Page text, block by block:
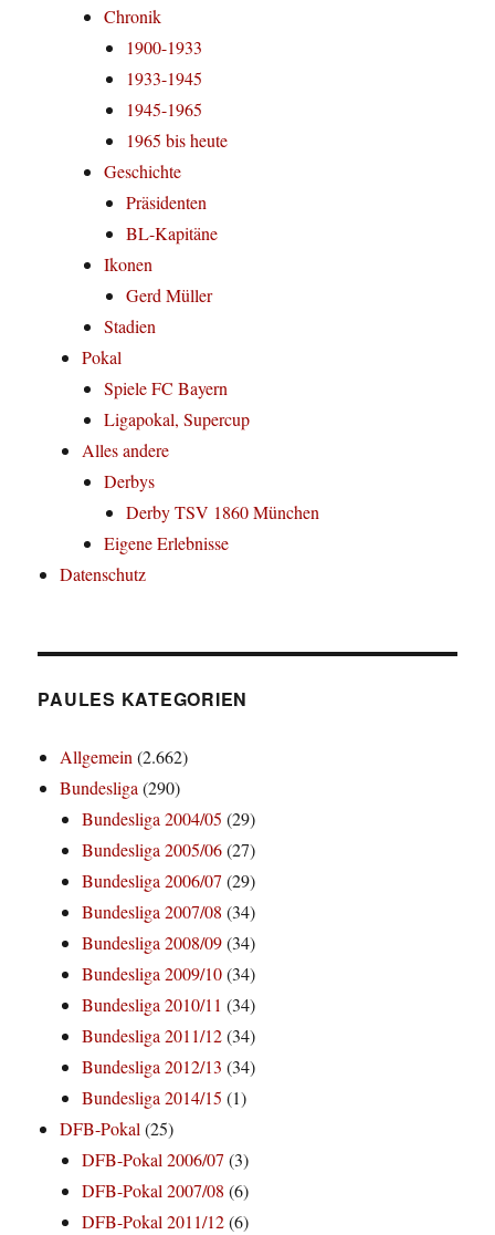
Chronik
1900-1933
1933-1945
1945-1965
1965 bis heute
Geschichte
Präsidenten
BL-Kapitäne
Ikonen
Gerd Müller
Stadien
Pokal
Spiele FC Bayern
Ligapokal, Supercup
Alles andere
Derbys
Derby TSV 1860 München
Eigene Erlebnisse
Datenschutz
PAULES KATEGORIEN
Allgemein(2.662)
Bundesliga(290)
Bundesliga 2004/05 (29)
Bundesliga 2005/06(27)
Bundesliga 2006/07 (29)
Bundesliga 2007/08 (34)
Bundesliga 2008/09(34)
Bundesliga 2009/10(34)
Bundesliga 2010/11 (34)
Bundesliga 2011/12(34)
Bundesliga 2012/13 (34)
Bundesliga 2014/15 (1)
DFB-Pokal(25)
DFB-Pokal 2006/07 (3)
DFB-Pokal 2007/08 (6)
DFB-Pokal 2011/12(6)